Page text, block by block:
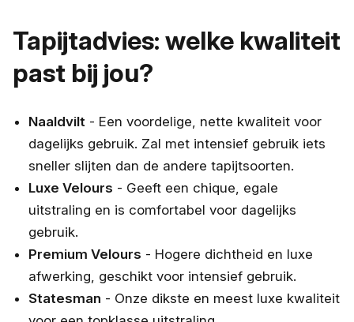
Tapijtadvies: welke kwaliteit
past bij jou?
Naaldvilt - Een voordelige, nette kwaliteit voor
dagelijks gebruik. Zal met intensief gebruik iets
sneller slijten dan de andere tapijtsoorten.
Luxe Velours - Geeft een chique, egale
uitstraling en is comfortabel voor dagelijks
gebruik.
Premium Velours - Hogere dichtheid en luxe
afwerking, geschikt voor intensief gebruik.
Statesman - Onze dikste en meest luxe kwaliteit